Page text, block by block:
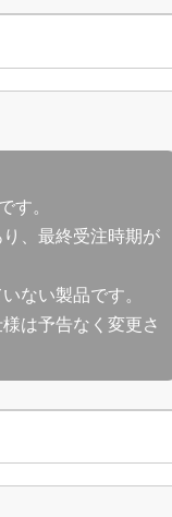
す。
、最終受注時期が
ない製品です。
は予告なく変更さ